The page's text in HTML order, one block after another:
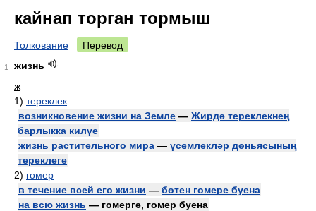
кайнап торган тормыш
Толкование Перевод
1
жизнь
ж
1) тереклек
возникновение жизни на Земле — Жирдә тереклекнең
барлыкка килүе
жизнь растительного мира — үсемлекләр дөньясының
тереклеге
2) гомер
в течение всей его жизни — бөтен гомере буена
на всю жизнь — гомергә, гомер буена